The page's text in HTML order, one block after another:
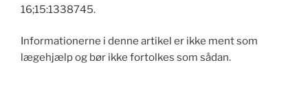
16;15:1338745.
Informationerne i denne artikel er ikke ment som
lægehjælp og bør ikke fortolkes som sådan.